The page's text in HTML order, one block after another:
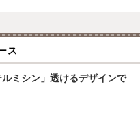
ス
ミシン」透けるデザインで